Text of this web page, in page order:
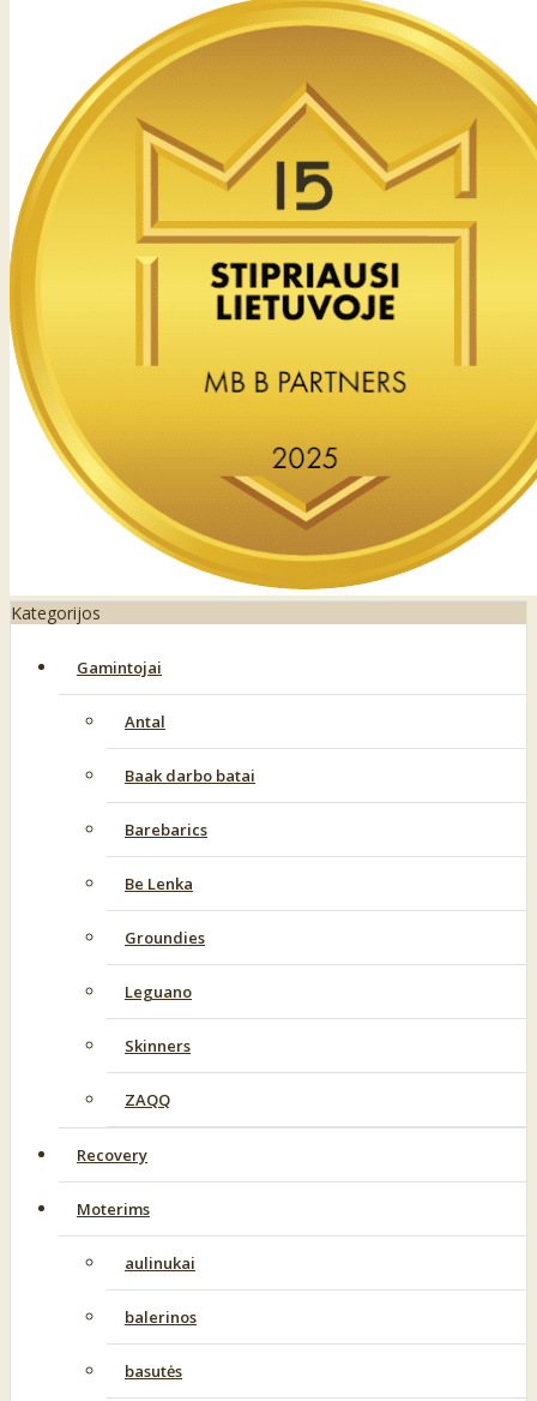
Kategorijos
Gamintojai
Antal
Baak darbo batai
Barebarics
Be Lenka
Groundies
Leguano
Skinners
ZAQQ
Recovery
Moterims
aulinukai
balerinos
basutės